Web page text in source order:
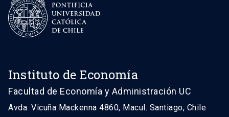
Instituto de Economía
Facultad de Economía y Administración UC
Avda. Vicuña Mackenna 4860, Macul. Santiago, Chile